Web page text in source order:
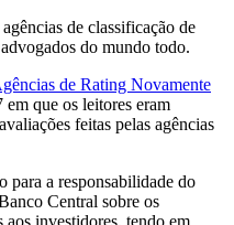
de classificação de
do mundo todo.
de Rating Novamente
que os leitores eram
feitas pelas agências
para a responsabilidade do
Central sobre os
aos investidores, tendo em